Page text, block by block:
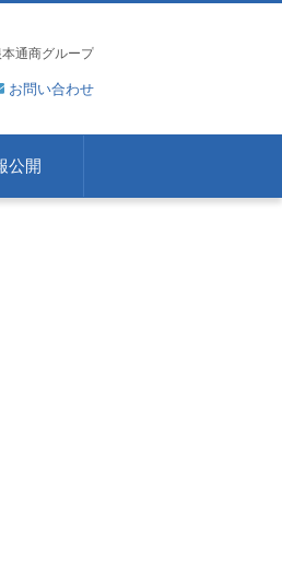
通商グループ
お問い合わせ
公開